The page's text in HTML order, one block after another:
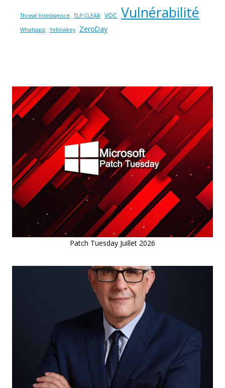
Threat Intelligence TLP:CLEAR VOC Vulnérabilité
Whatsapp Yellowkey ZeroDay
Patch Tuesday Juillet 2026